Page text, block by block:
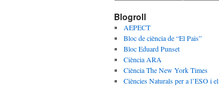
t
e
g
o
r
i
e
Blogroll
AEPECT
Bloc de ciència de “El Pais”
Bloc Eduard Punset
Ciència ARA
Ciència The New York Times
Ciències Naturals per a l’ESO i el